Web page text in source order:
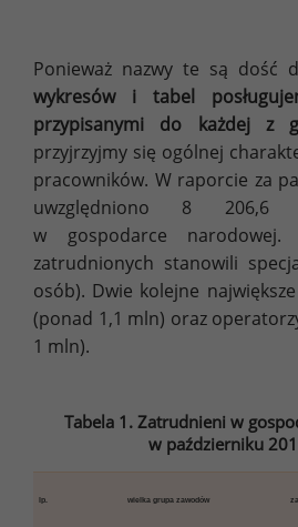
Ponieważ nazwy te są dość
wykresów i tabel
przypisanymi do każdej z
przyjrzyjmy się ogólnej
pracowników. W raporcie za
uwzględniono 8 206,6
w gospodarce narodowej.
zatrudnionych stanowili
osób). Dwie kolejne
(ponad 1,1 mln) oraz
1 mln).
Tabela 1. Zatrudnieni w
w październiku
lp. wielka grupa zawodów